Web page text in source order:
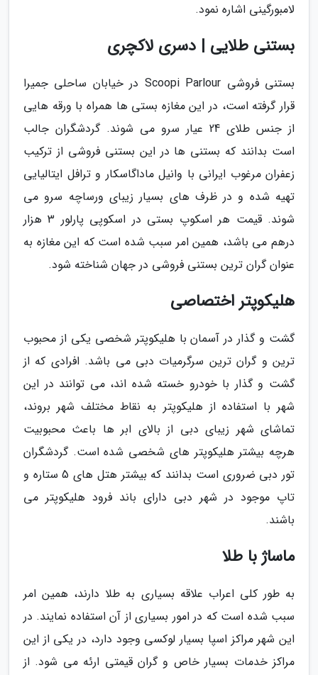
لامبورگینی اشاره نمود.
بستنی طلایی | دسری لاکچری
بستنی فروشی Scoopi Parlour در خیابان ساحلی جمیرا
قرار گرفته است، در این مغازه بستی ها همراه با ورقه هایی
از جنس طلای 24 عیار سرو می شوند. گردشگران جالب
است بدانند که بستنی ها در این بستنی فروشی از ترکیب
زعفران مرغوب ایرانی با وانیل ماداگاسکار و ترافل ایتالیایی
تهیه شده و در ظرف های بسیار زیبای ورساچه سرو می
شوند. قیمت هر اسکوپ بستی در اسکوپی پارلور 3 هزار
درهم می باشد، همین امر سبب شده است که این مغازه به
عنوان گران ترین بستنی فروشی در جهان شناخته شود.
هلیکوپتر اختصاصی
گشت و گذار در آسمان با هلیکوپتر شخصی یکی از محبوب
ترین و گران ترین سرگرمیات دبی می باشد. افرادی که از
گشت و گذار با خودرو خسته شده اند، می توانند در این
شهر با استفاده از هلیکوپتر به نقاط مختلف شهر بروند،
تماشای شهر زیبای دبی از بالای ابر ها باعث محبوبیت
هرچه بیشتر هلیکوپتر های شخصی شده است. گردشگران
تور دبی ضروری است بدانند که بیشتر هتل های 5 ستاره و
تاپ موجود در شهر دبی دارای باند فرود هلیکوپتر می
باشند.
ماساژ با طلا
به طور کلی اعراب علاقه بسیاری به طلا دارند، همین امر
سبب شده است که در امور بسیاری از آن استفاده نمایند. در
این شهر مراکز اسپا بسیار لوکسی وجود دارد، در یکی از این
مراکز خدمات بسیار خاص و گران قیمتی ارئه می شود. از